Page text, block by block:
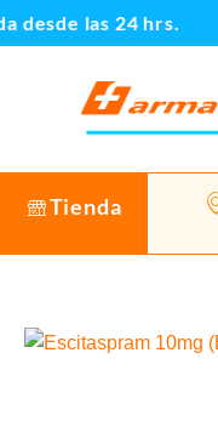
Ir
al
las 24 hrs.
Tienda